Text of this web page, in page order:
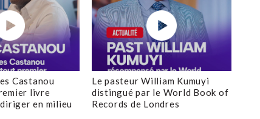
Castanou
livre
en milieu
Le pasteur William Kumuyi
distingué par le World Book of
Records de Londres